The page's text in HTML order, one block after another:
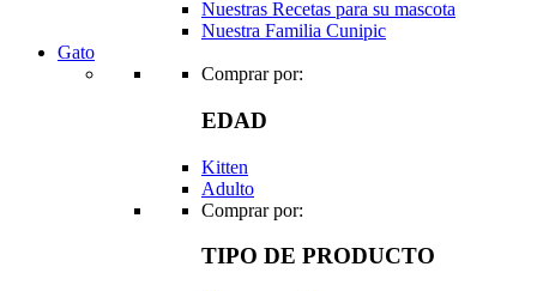
Nuestras Recetas para su mascota
Nuestra Familia Cunipic
Gato
Comprar por:
EDAD
Kitten
Adulto
Comprar por:
TIPO DE PRODUCTO